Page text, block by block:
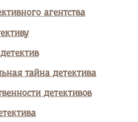
агентства
тайна детектива
детективов